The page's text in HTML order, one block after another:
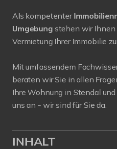
Als kompetenter
Umgebung stehen wir Ihnen
Vermietung Ihrer Immobilie
Mit umfassendem
beraten wir Sie in allen
Ihre Wohnung in Stendal
uns an - wir sind für Sie da.
INHALT